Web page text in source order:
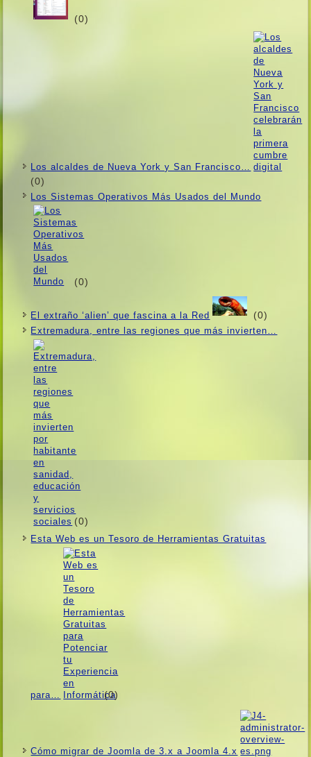
(0)
Los alcaldes de Nueva York y San Francisco…
(0)
Los Sistemas Operativos Más Usados ​​del Mundo
(0)
El extraño ‘alien’ que fascina a la Red (0)
Extremadura, entre las regiones que más invierten…
(0)
Esta Web es un Tesoro de Herramientas Gratuitas
para… (0)
Cómo migrar de Joomla de 3.x a Joomla 4.x